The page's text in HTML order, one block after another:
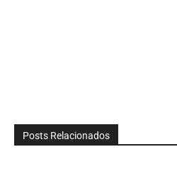
Posts Relacionados